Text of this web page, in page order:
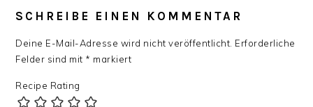
SCHREIBE EINEN KOMMENTAR
Deine E-Mail-Adresse wird nicht veröffentlicht. Erforderliche
Felder sind mit * markiert
Recipe Rating